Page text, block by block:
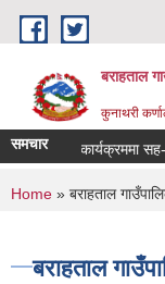
Skip to main content
बराहताल
कुनाथरी
समचार कार्यक्रममा सह-
You are
Home » बराहताल
बराहताल